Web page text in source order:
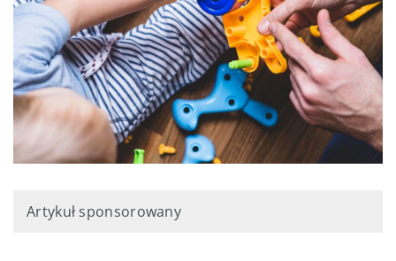
Artykuł sponsorowany